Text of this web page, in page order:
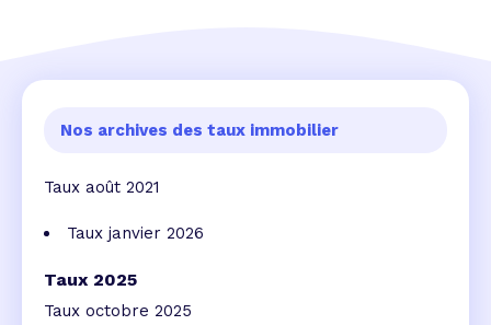
Nos archives des taux immobilier
Taux août 2021
Taux janvier 2026
Taux 2025
Taux octobre 2025